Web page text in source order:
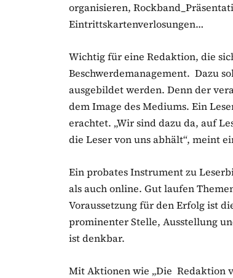
organisieren,
Eintrittskartenverlosungen…
Wichtig für eine Redaktion, die
Beschwerdemanagement. Dazu
ausgebildet werden. Denn der
dem Image des Mediums. Ein
erachtet. „Wir sind dazu da, auf
die Leser von uns abhält“, meint
Ein probates Instrument zu
als auch online. Gut laufen
Voraussetzung für den Erfolg ist
prominenter Stelle, Ausstellung
ist denkbar.
Mit Aktionen wie „Die Redaktion